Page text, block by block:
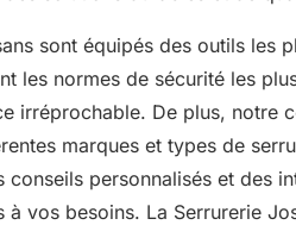
sont équipés des outils les
les normes de sécurité les
irréprochable. De plus, notre
marques et types de
conseils personnalisés et des
à vos besoins. La Serrurerie